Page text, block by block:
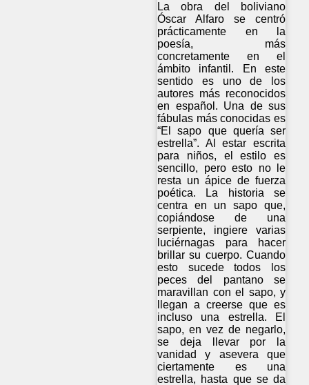
La obra del boliviano
Óscar Alfaro se centró
prácticamente en la
poesía, más
concretamente en el
ámbito infantil. En este
sentido es uno de los
autores más reconocidos
en español. Una de sus
fábulas más conocidas es
“El sapo que quería ser
estrella”. Al estar escrita
para niños, el estilo es
sencillo, pero esto no le
resta un ápice de fuerza
poética. La historia se
centra en un sapo que,
copiándose de una
serpiente, ingiere varias
luciérnagas para hacer
brillar su cuerpo. Cuando
esto sucede todos los
peces del pantano se
maravillan con el sapo, y
llegan a creerse que es
incluso una estrella. El
sapo, en vez de negarlo,
se deja llevar por la
vanidad y asevera que
ciertamente es una
estrella, hasta que se da